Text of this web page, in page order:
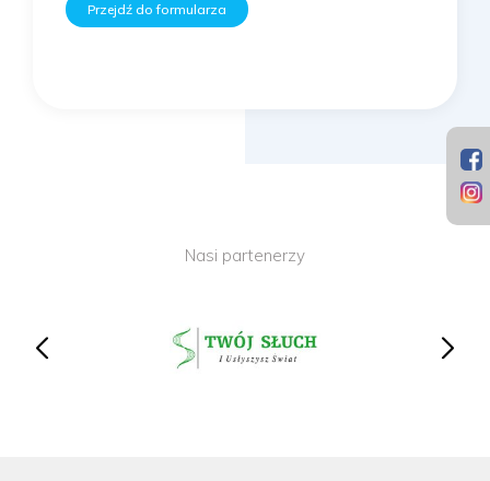
Przejdź do formularza
Nasi partenerzy